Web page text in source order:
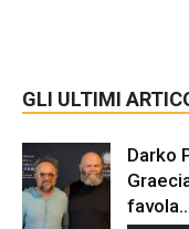
GLI ULTIMI
Darko